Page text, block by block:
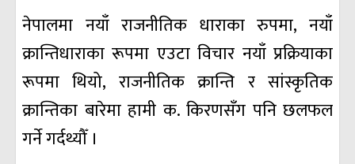
नेपालमा नयाँ राजनीतिक धाराका रुपमा, नयाँ
क्रान्तिधाराका रूपमा एउटा विचार नयाँ प्रक्रियाका
रूपमा थियो, राजनीतिक क्रान्ति र सांस्कृतिक
क्रान्तिका बारेमा हामी क. किरणसँग पनि छलफल
गर्ने गर्दथ्यौँ ।